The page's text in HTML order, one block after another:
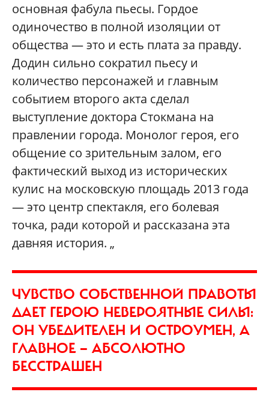
основная фабула пьесы. Гордое
одиночество в полной изоляции от
общества — это и есть плата за правду.
Додин сильно сократил пьесу и
количество персонажей и главным
событием второго акта сделал
выступление доктора Стокмана на
правлении города. Монолог героя, его
общение со зрительным залом, его
фактический выход из исторических
кулис на московскую площадь 2013 года
— это центр спектакля, его болевая
точка, ради которой и рассказана эта
давняя история. „
ЧУВСТВО СОБСТВЕННОЙ ПРАВОТЫ
ДАЕТ ГЕРОЮ НЕВЕРОЯТНЫЕ СИЛЫ:
ОН УБЕДИТЕЛЕН И ОСТРОУМЕН, А
ГЛАВНОЕ — АБСОЛЮТНО
БЕССТРАШЕН